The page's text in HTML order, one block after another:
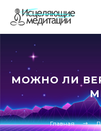
МОЖНО ЛИ
Главная